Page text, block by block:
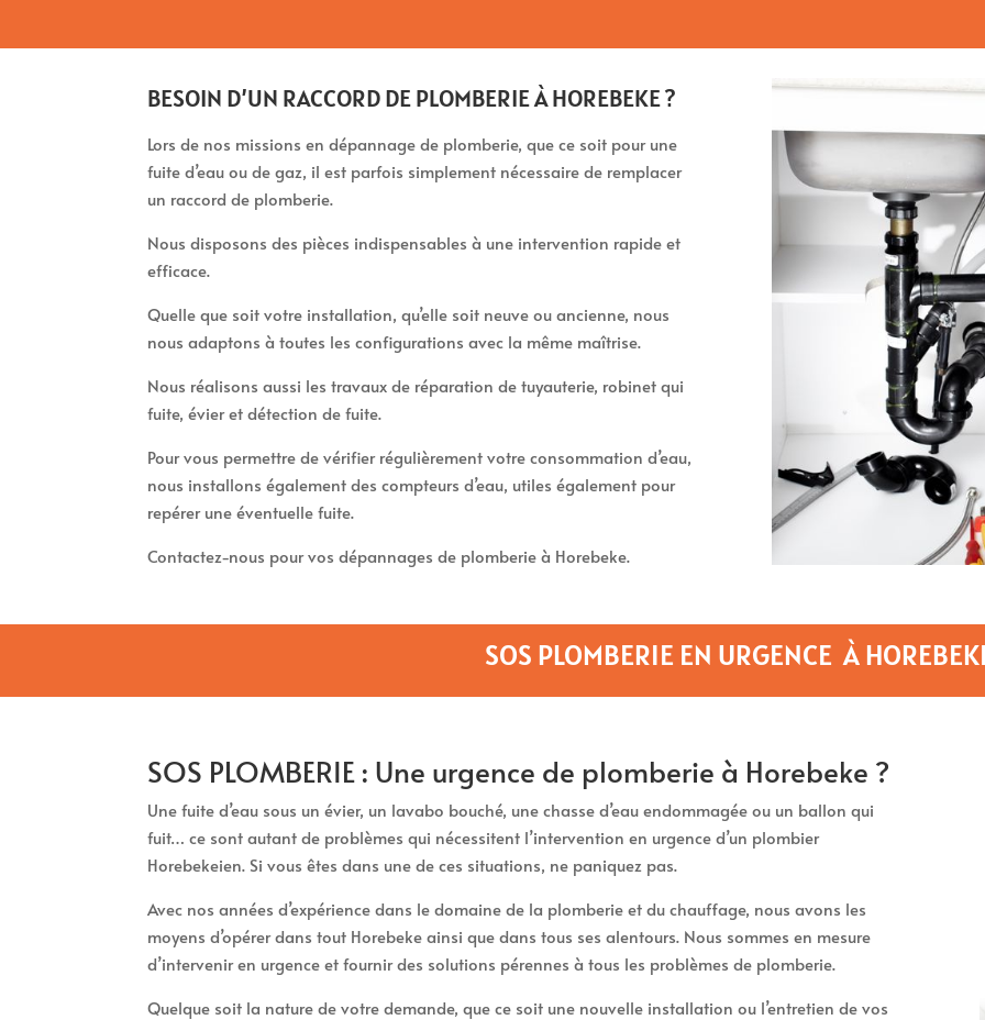
BESOIN D’UN RACCORD DE PLOMBERIE À HOREBEKE ?
Lors de nos missions en dépannage de plomberie, que ce soit pour une
fuite d’eau ou de gaz, il est parfois simplement nécessaire de remplacer
un raccord de plomberie.
Nous disposons des pièces indispensables à une intervention rapide et
efficace.
Quelle que soit votre installation, qu’elle soit neuve ou ancienne, nous
nous adaptons à toutes les configurations avec la même maîtrise.
Nous réalisons aussi les travaux de réparation de tuyauterie, robinet qui
fuite, évier et détection de fuite.
Pour vous permettre de vérifier régulièrement votre consommation d’eau,
nous installons également des compteurs d’eau, utiles également pour
repérer une éventuelle fuite.
Contactez-nous pour vos dépannages de plomberie à Horebeke.
SOS PLOMBERIE EN URGENCE À
SOS PLOMBERIE : Une urgence de plomberie à Horebeke ?
Une fuite d’eau sous un évier, un lavabo bouché, une chasse d’eau endommagée ou un ballon qui
fuit… ce sont autant de problèmes qui nécessitent l’intervention en urgence d’un plombier
Horebekeien. Si vous êtes dans une de ces situations, ne paniquez pas.
Avec nos années d’expérience dans le domaine de la plomberie et du chauffage, nous avons les
moyens d’opérer dans tout Horebeke ainsi que dans tous ses alentours. Nous sommes en mesure
d’intervenir en urgence et fournir des solutions pérennes à tous les problèmes de plomberie.
Quelque soit la nature de votre demande, que ce soit une nouvelle installation ou l’entretien de vos